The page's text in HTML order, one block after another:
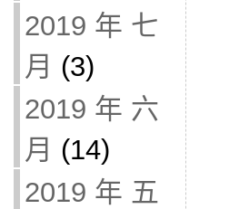
2019 年 七
月 (3)
2019 年 六
月 (14)
2019 年 五